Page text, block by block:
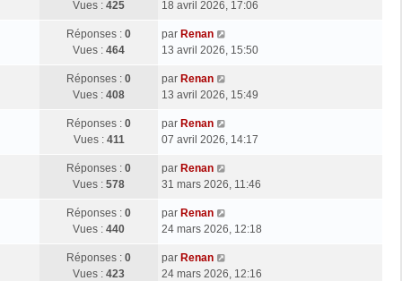
Vues : 425
18 avril 2026, 17:06
Réponses : 0
Vues : 464
par Renan
13 avril 2026, 15:50
Réponses : 0
Vues : 408
par Renan
13 avril 2026, 15:49
Réponses : 0
Vues : 411
par Renan
07 avril 2026, 14:17
Réponses : 0
Vues : 578
par Renan
31 mars 2026, 11:46
Réponses : 0
Vues : 440
par Renan
24 mars 2026, 12:18
Réponses : 0
Vues : 423
par Renan
24 mars 2026, 12:16